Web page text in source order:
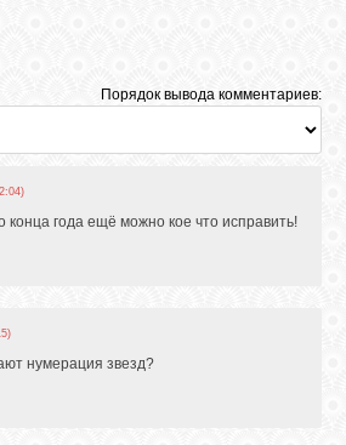
Порядок вывода комментариев:
конца года ещё можно кое что исправить!
нумерация звезд?